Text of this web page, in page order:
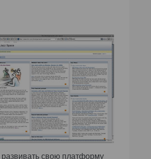
свою платформу